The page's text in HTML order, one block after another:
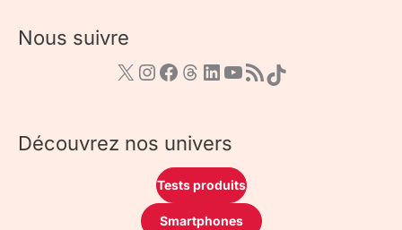
Nous suivre
Découvrez nos univers
Tests produits
Smartphones